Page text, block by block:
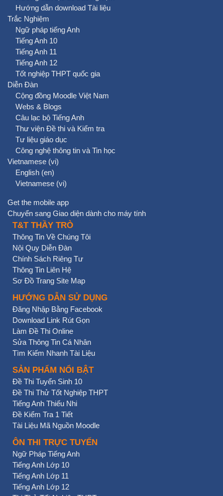
Hướng dẫn download Tài liệu
Trắc Nghiệm
Ngữ pháp tiếng Anh
Tiếng Anh 10
Tiếng Anh 11
Tiếng Anh 12
Tốt nghiệp THPT quốc gia
Diễn Đàn
Cộng đồng Moodle Việt Nam
Webs & Blogs
Câu lạc bộ Tiếng Anh
Thư viện Đề thi và Kiểm tra
Tư liệu giáo dục
Công nghệ thông tin và Tin học
Vietnamese ‎(vi)‎
English ‎(en)‎
Vietnamese ‎(vi)‎
Get the mobile app
Chuyển sang Giao diện dành cho máy tính
T&T THẦY TRÒ
Thông Tin Về Chúng Tôi
Nội Quy Diễn Đàn
Chính Sách Riêng Tư
Thông Tin Liên Hệ
Sơ Đồ Trang Site Map
HƯỚNG DẪN SỬ DỤNG
Đăng Nhập Bằng Facebook
Download Link Rút Gọn
Làm Đề Thi Online
Sửa Thông Tin Cá Nhân
Tìm Kiếm Nhanh Tài Liệu
SẢN PHẨM NỔI BẬT
Đề Thi Tuyển Sinh 10
Đề Thi Thử Tốt Nghiệp THPT
Tiếng Anh Thiếu Nhi
Đề Kiểm Tra 1 Tiết
Tài Liệu Mã Nguồn Moodle
ÔN THI TRỰC TUYẾN
Ngữ Pháp Tiếng Anh
Tiếng Anh Lớp 10
Tiếng Anh Lớp 11
Tiếng Anh Lớp 12